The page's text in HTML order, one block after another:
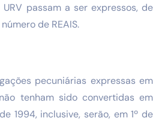
passam a ser expressos, de
de REAIS.
pecuniárias expressas em
tenham sido convertidas em
1994, inclusive, serão, em 1º de